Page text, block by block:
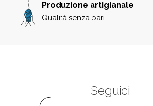
Produzione artigianale
Qualità senza pari
Seguici